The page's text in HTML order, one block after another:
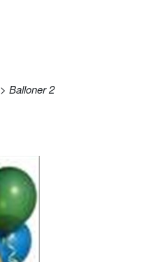
> Balloner 2